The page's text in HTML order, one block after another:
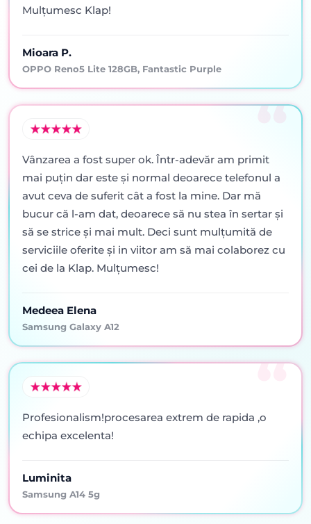
Mulțumesc Klap!
Mioara P.
OPPO Reno5 Lite 128GB, Fantastic Purple
Vânzarea a fost super ok. Într-adevăr am primit
mai puţin dar este şi normal deoarece telefonul a
avut ceva de suferit cât a fost la mine. Dar mă
bucur că l-am dat, deoarece să nu stea în sertar şi
să se strice şi mai mult. Deci sunt mulţumită de
serviciile oferite şi in viitor am să mai colaborez cu
cei de la Klap. Mulţumesc!
Medeea Elena
Samsung Galaxy A12
Profesionalism!procesarea extrem de rapida ,o
echipa excelenta!
Luminita
Samsung A14 5g